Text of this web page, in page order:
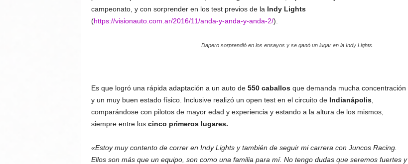
campeonato, y con sorprender en los test previos de la Indy Lights
(https://visionauto.com.ar/2016/11/anda-y-anda-y-anda-2/).
Dapero sorprendió en los ensayos y se ganó un lugar en la Indy Lights.
Es que logró una rápida adaptación a un auto de550 caballosque demanda mucha concentración
y un muy buen estado físico. Inclusive realizó un open test en el circuito deIndianápolis,
comparándose con pilotos de mayor edad y experiencia y estando a la altura de los mismos,
siempre entre loscinco primeros lugares.
«Estoy muy contento de correr en Indy Lights y también de seguir mi carrera con Juncos Racing.
Ellos son más que un equipo, son como una familia para mí. No tengo dudas que seremos fuertes y